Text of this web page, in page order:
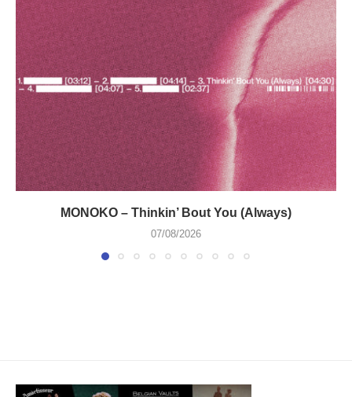
MONOKO – Thinkin’ Bout You (Always)
07/08/2026